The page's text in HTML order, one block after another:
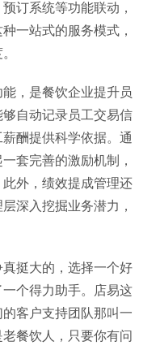
订系统等功能联动，
一站式的服务模式，
，是餐饮企业提升员
自动记录员工交易信
酬提供科学依据。通
套完善的激励机制，
外，绩效提成管理还
深入挖掘业务潜力，
挺大的，选择一个好
个得力助手。店易这
客户支持团队那叫一
餐饮人，只要你有问